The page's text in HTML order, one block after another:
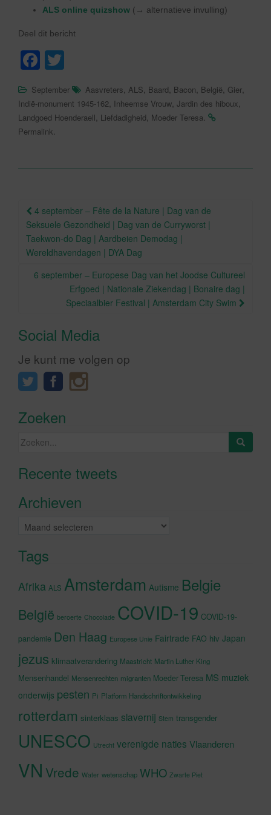
ALS online quizshow (→ alternatieve invulling)
Deel dit bericht
F
c
e
b
o
tt
er
September Aasvreters, ALS, Baard, Bacon, België, Gier,
Indië-monument 1945-162, Inheemse Vrouw, Jardin des hiboux,
Landgoed Hoenderaell, Liefdadigheid, Moeder Teresa.
Permalink.
Berichtnavigatie
4 september – Fête de la Nature | Dag van de
Seksuele Gezondheid | Dag van de Curryworst |
Taekwon-do Dag | Aardbeien Demodag |
Wereldhavendagen | DYA Dag
6 september – Europese Dag van het Joodse Cultureel
Erfgoed | Nationale Ziekendag | Bonaire dag |
Speciaalbier Festival | Amsterdam City Swim
Social Media
Je kunt me volgen op
Zoeken
Zoeken
Recente tweetsKlik om marketing cookies te
Archieven
Archieven
Tags
Afrika ALS Amsterdam Autisme Belgie
België beroerte Chocolade COVID-19 COVID-19-
pandemie Den Haag Europese Unie Fairtrade FAO hiv Japan
jezus klimaatverandering Maastricht Martin Luther King
Mensenhandel Mensenrechten migranten Moeder Teresa MS muziek
onderwijs pesten Pi Platform Handschriftontwikkeling
rotterdam sinterklaas slavernij Stem transgender
UNESCO Utrecht verenigde naties Vlaanderen
VN Vrede Water wetenschap WHO Zwarte Piet